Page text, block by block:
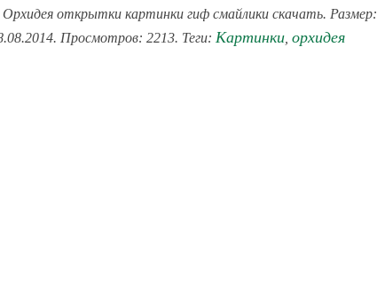
Орхидея открытки картинки гиф смайлики скачать. Размер:
Просмотров: 2213. Теги: Картинки орхидея